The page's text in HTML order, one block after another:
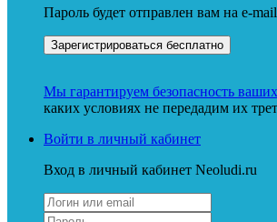
Пароль будет отправлен вам на e-
Мы гарантируем безопасность
каких условиях не передадим их
Войти в личный кабинет
Вход в личный кабинет Neoludi.ru